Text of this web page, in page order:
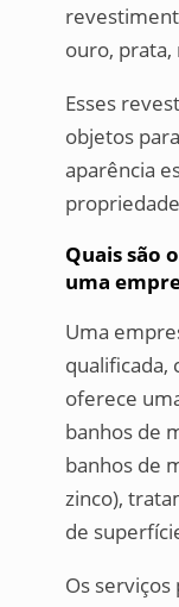
ouro,
Esses
objetos
aparência
Quais são
uma
Uma
qualificada,
oferece
banhos de
banhos de
zinco),
de
Os